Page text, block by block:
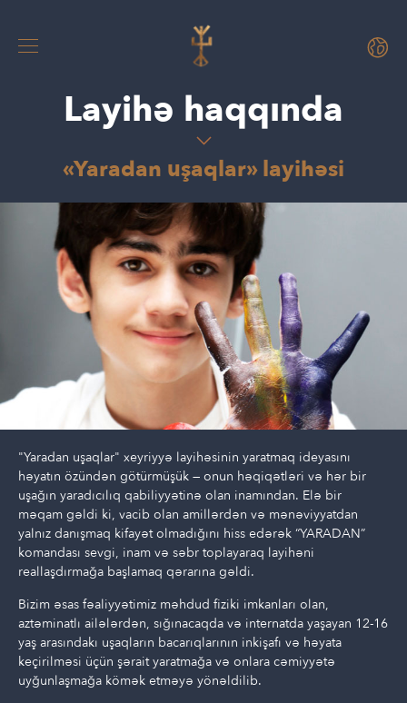
Layihə haqqında
«Yaradan uşaqlar» layihəsi
"Yaradan uşaqlar" xeyriyyə layihəsinin yaratmaq ideyasını
həyatın özündən götürmüşük — onun həqiqətləri və hər bir
uşağın yaradıcılıq qabiliyyətinə olan inamından. Elə bir
məqam gəldi ki, vacib olan amillərdən və mənəviyyatdan
yalnız danışmaq kifayət olmadığını hiss edərək “YARADAN”
komandası sevgi, inam və səbr toplayaraq layihəni
reallaşdırmağa başlamaq qərarına gəldi.
Bizim əsas fəaliyyətimiz məhdud fiziki imkanları olan,
aztəminatlı ailələrdən, sığınacaqda və internatda yaşayan 12-16
yaş arasındakı uşaqların bacarıqlarının inkişafı və həyata
keçirilməsi üçün şərait yaratmağa və onlara cəmiyyətə
uyğunlaşmağa kömək etməyə yönəldilib.